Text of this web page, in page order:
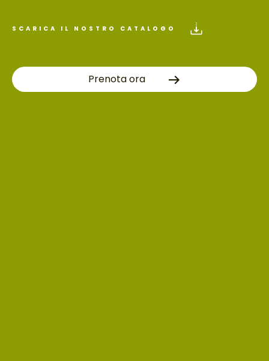
SCARICA IL NOSTRO CATALOGO
Prenota ora